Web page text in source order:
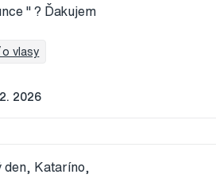
" ? Ďakujem
vlasy
2. 2026
den, Kataríno,